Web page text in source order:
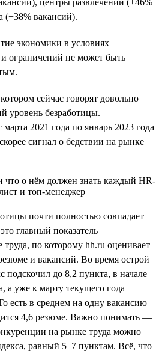
(+38% вакансий).
экономики в условиях
ограничений не может быть
сейчас говорят довольно
уровень безработицы.
2021 года по январь 2023 года
сигнал о бедствии на рынке
почти полностью совпадает
главный показатель
по которому hh.ru оценивает
и вакансий. Во время острой
подскочил до 8,2 пункта, в начале
а уже к марту текущего года
есть в среднем на одну вакансию
4,6 резюме. Важно понимать —
на рынке труда можно
равный 5–7 пунктам. Всё, что